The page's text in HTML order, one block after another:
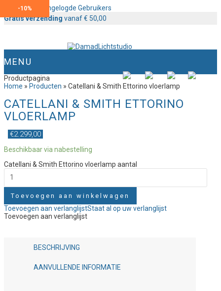
Content voor Ingelogde Gebruikers
Gratis verzending vanaf € 50,00
MENU
Productpagina
Home » Producten » Catellani & Smith Ettorino vloerlamp
CATELLANI & SMITH ETTORINO
VLOERLAMP
€2.299,00
Beschikbaar via nabestelling
Catellani & Smith Ettorino vloerlamp aantal
Toevoegen aan winkelwagen
Toevoegen aan verlanglijstStaat al op uw verlanglijst
Toevoegen aan verlanglijst
BESCHRIJVING
AANVULLENDE INFORMATIE
-10%
-10%
-10%
-10%